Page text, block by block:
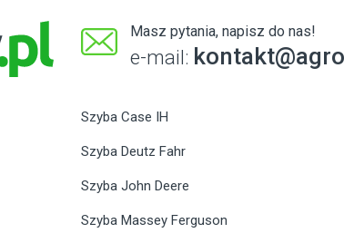
Masz pytania, napisz do nas!
e-mail:
Szyba Case IH
Szyba Deutz Fahr
Szyba John Deere
Szyba Massey Ferguson